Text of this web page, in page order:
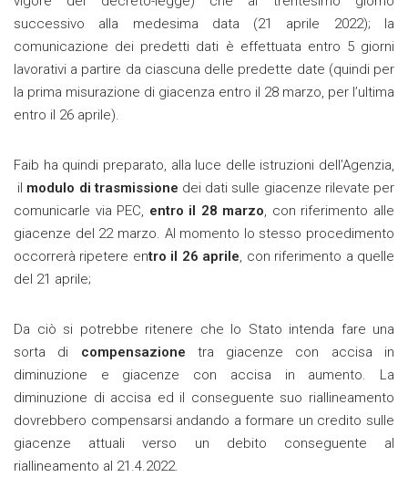
successivo alla medesima data (21 aprile 2022); la
comunicazione dei predetti dati è effettuata entro 5 giorni
lavorativi a partire da ciascuna delle predette date (quindi per
la prima misurazione di giacenza entro il 28 marzo, per l’ultima
entro il 26 aprile).
Faib ha quindi preparato, alla luce delle istruzioni dell’Agenzia,
il modulo di trasmissione dei dati sulle giacenze rilevate per
comunicarle via PEC, entro il 28 marzo, con riferimento alle
giacenze del 22 marzo. Al momento lo stesso procedimento
occorrerà ripetere entro il 26 aprile, con riferimento a quelle
del 21 aprile;
Da ciò si potrebbe ritenere che lo Stato intenda fare una
sorta di compensazione tra giacenze con accisa in
diminuzione e giacenze con accisa in aumento. La
diminuzione di accisa ed il conseguente suo riallineamento
dovrebbero compensarsi andando a formare un credito sulle
giacenze attuali verso un debito conseguente al
riallineamento al 21.4.2022.